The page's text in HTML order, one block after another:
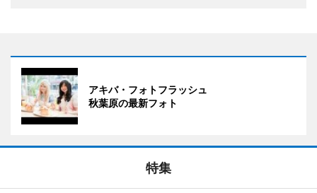
アキバ・フォトフラッシュ
秋葉原の最新フォト
特集